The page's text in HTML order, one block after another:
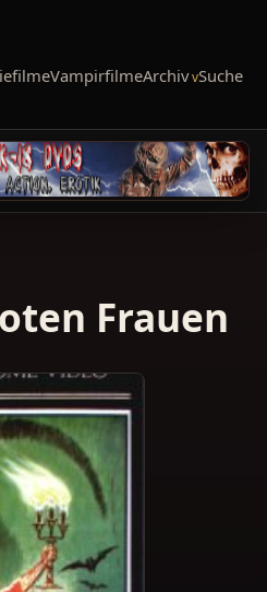
VampirfilmeArchiv Suche
Frauen